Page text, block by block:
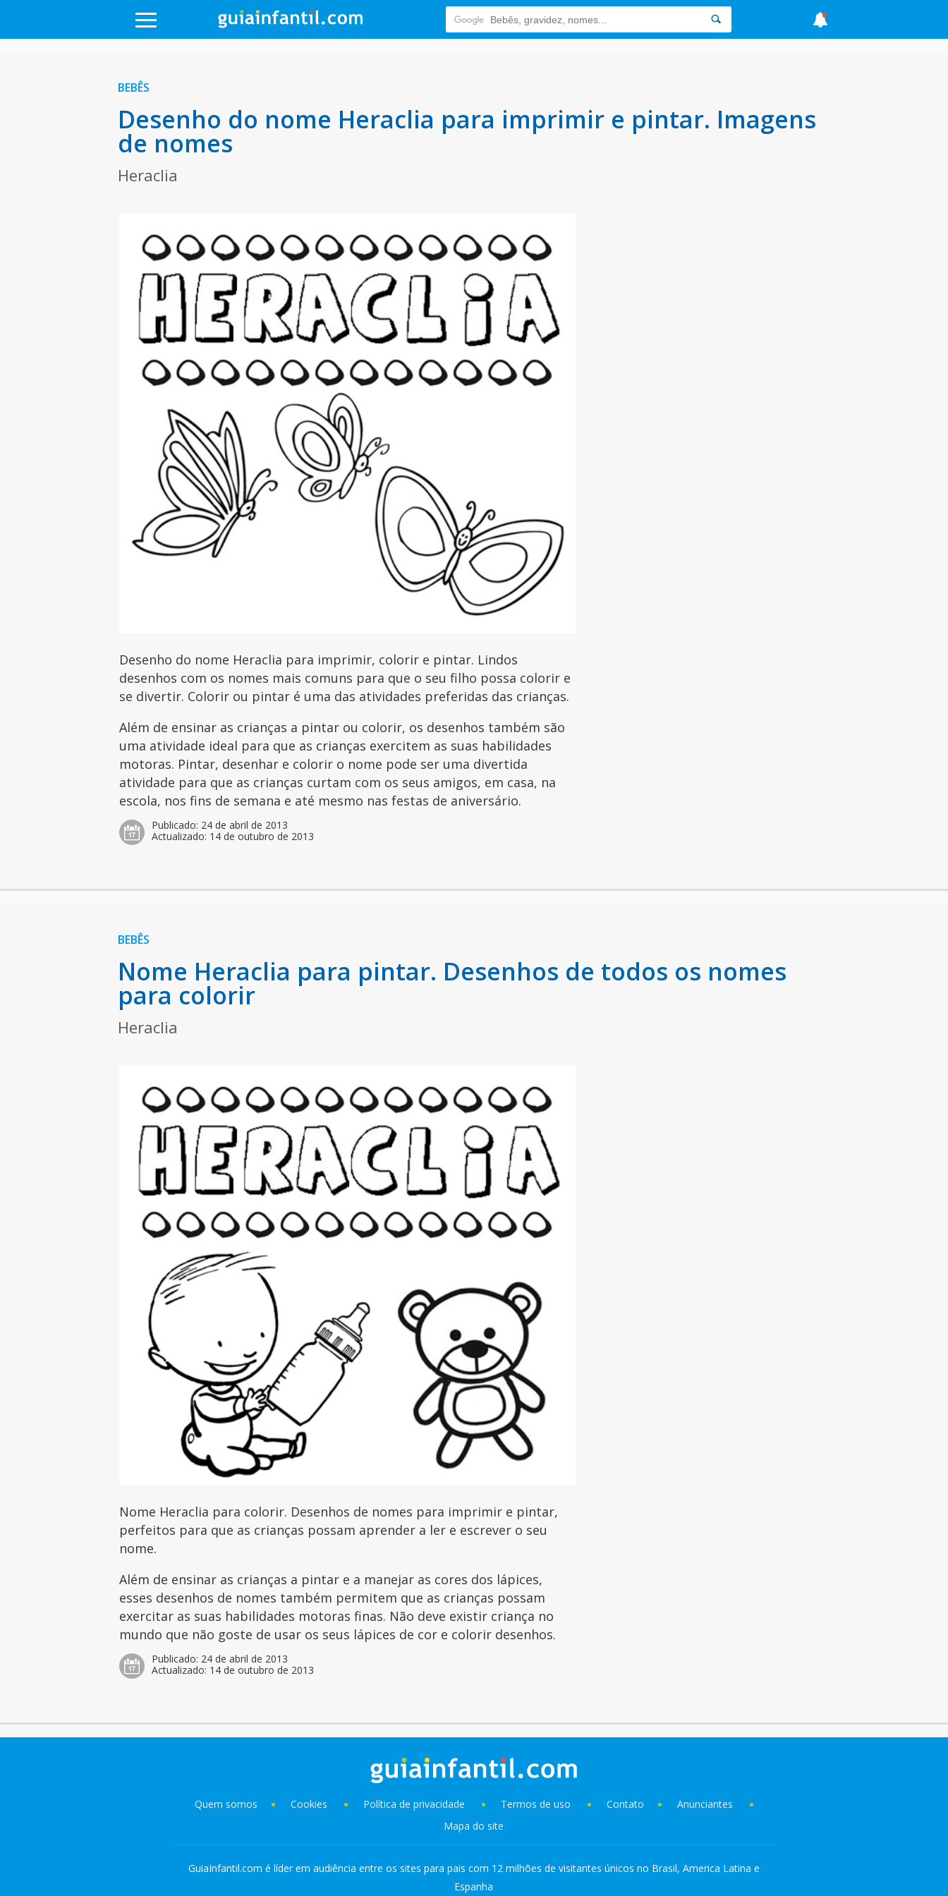
BEBÊS
Desenho do nome Heraclia para imprimir e pintar. Imagens
de nomes
Heraclia
Desenho do nome Heraclia para imprimir, colorir e pintar. Lindos
desenhos com os nomes mais comuns para que o seu filho possa colorir e
se divertir. Colorir ou pintar é uma das atividades preferidas das crianças.
Além de ensinar as crianças a pintar ou colorir, os desenhos também são
uma atividade ideal para que as crianças exercitem as suas habilidades
motoras. Pintar, desenhar e colorir o nome pode ser uma divertida
atividade para que as crianças curtam com os seus amigos, em casa, na
escola, nos fins de semana e até mesmo nas festas de aniversário.
Publicado: 24 de abril de 2013
Actualizado: 14 de outubro de 2013
BEBÊS
Nome Heraclia para pintar. Desenhos de todos os nomes
para colorir
Heraclia
Nome Heraclia para colorir. Desenhos de nomes para imprimir e pintar,
perfeitos para que as crianças possam aprender a ler e escrever o seu
nome.
Além de ensinar as crianças a pintar e a manejar as cores dos lápices,
esses desenhos de nomes também permitem que as crianças possam
exercitar as suas habilidades motoras finas. Não deve existir criança no
mundo que não goste de usar os seus lápices de cor e colorir desenhos.
Publicado: 24 de abril de 2013
Actualizado: 14 de outubro de 2013
Quem somos Cookies Política de privacidade Termos de uso Contato
Anunciantes
Mapa do site
GuiaInfantil.com é líder em audiência entre os sites para pais com 12 milhões de visitantes únicos no Brasil, America Latina e
Espanha